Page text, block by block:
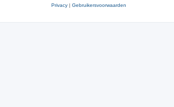
Privacy | Gebruikersvoorwaarden